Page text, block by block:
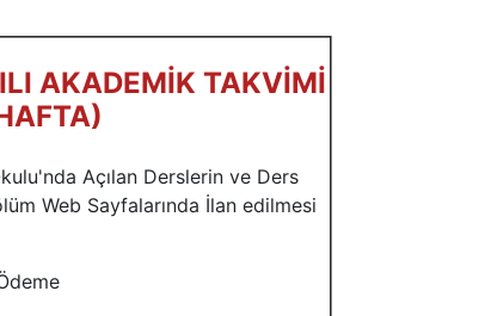
AKADEMİK TAKVİMİ
Açılan Derslerin ve Ders
Web Sayfalarında İlan edilmesi